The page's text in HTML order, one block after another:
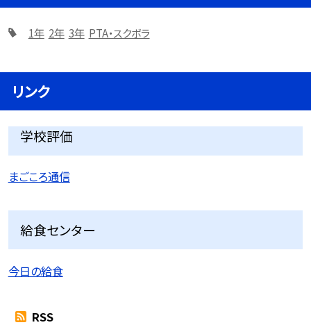
1年 2年 3年 PTA・スクボラ
リンク
学校評価
まごころ通信
給食センター
今日の給食
RSS